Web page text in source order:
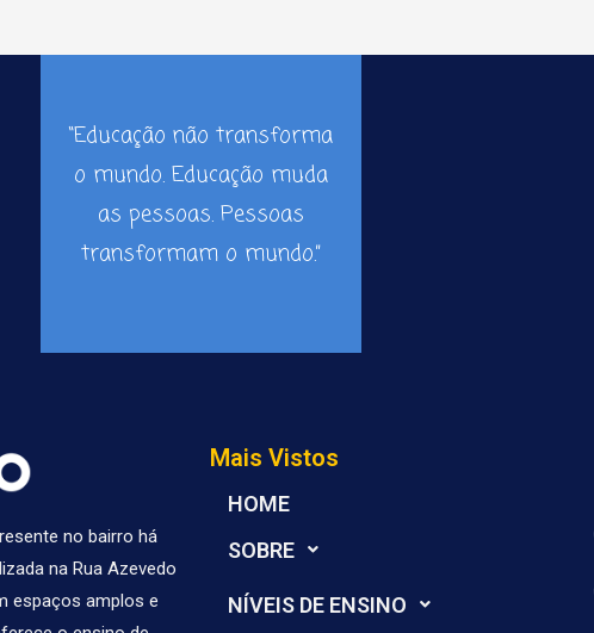
“Educação não transforma
o mundo. Educação muda
as pessoas. Pessoas
transformam o mundo.”
no bairro há
na Rua Azevedo
espaços amplos e
Mais Vistos
HOME
SOBRE
NÍVEIS DE ENSINO